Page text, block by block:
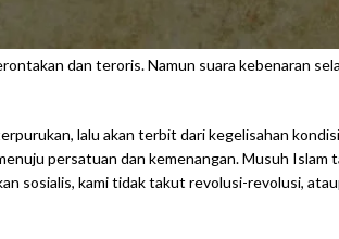
menyeruak, mengalahkan teriakan
manusia sedunia tertuju pada media-media
dan teroris. Namun suara kebenaran
lalu akan terbit dari kegelisahan
persatuan dan kemenangan. Musuh
sosialis, kami tidak takut revolusi-revolusi,